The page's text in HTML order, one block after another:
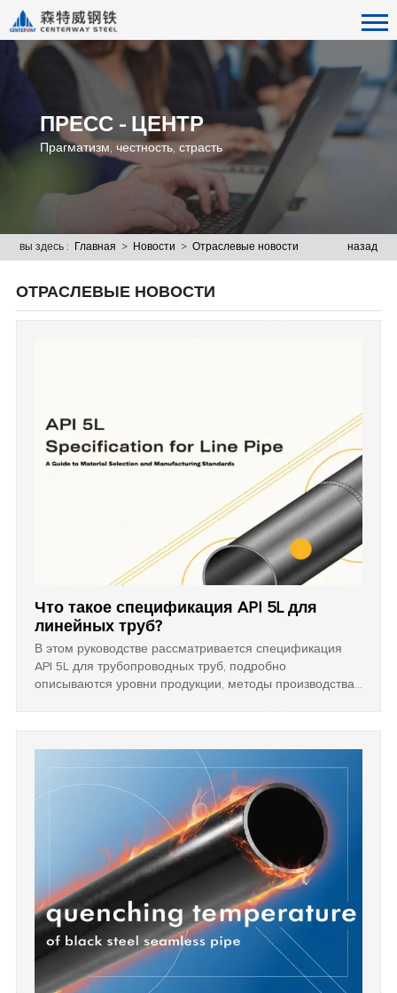
ПРЕСС - ЦЕНТР
Прагматизм, честность, страсть
назад
вы здесь : Главная > Новости >Отраслевые новости
ОТРАСЛЕВЫЕ НОВОСТИ
Что такое спецификация API 5L для
линейных труб?
В этом руководстве рассматривается спецификация
API 5L для трубопроводных труб, подробно
описываются уровни продукции, методы производства
стальные трубы для трубопроводных проектов с